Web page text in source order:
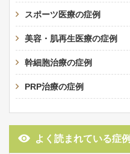
スポーツ医療の症例
美容・肌再生医療の症例
幹細胞治療の症例
PRP治療の症例
よく読まれている症例